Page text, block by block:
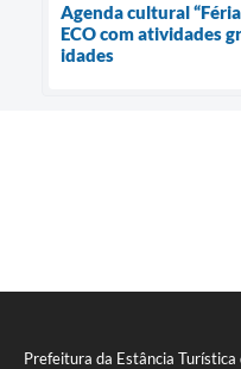
Prefeitura da Estância Turística
Agenda cultural
ECO com atividades
idades